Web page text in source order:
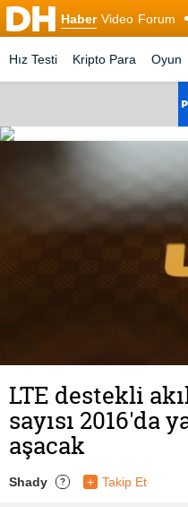
Haber Video Forum
Hız Testi Kripto Para Oyun
LTE destekli
sayısı 2016'da
aşacak
Shady ? + Takip Et